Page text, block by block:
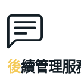
後續管理服